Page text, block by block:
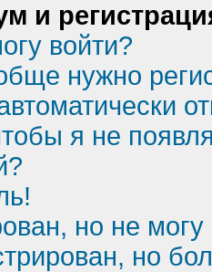
и
войти?
нужно
я не
но не могу
но